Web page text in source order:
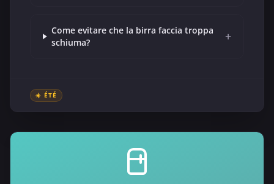
Come evitare che la birra faccia troppa
schiuma?
+
☀️ ÉTÉ